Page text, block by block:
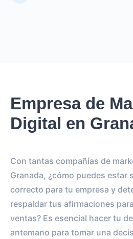
Empresa de
Digital en
Con tantas compañías de
Granada, ¿cómo puedes estar
correcto para tu empresa y
respaldar tus afirmaciones
ventas? Es esencial hacer tu
antemano para tomar una